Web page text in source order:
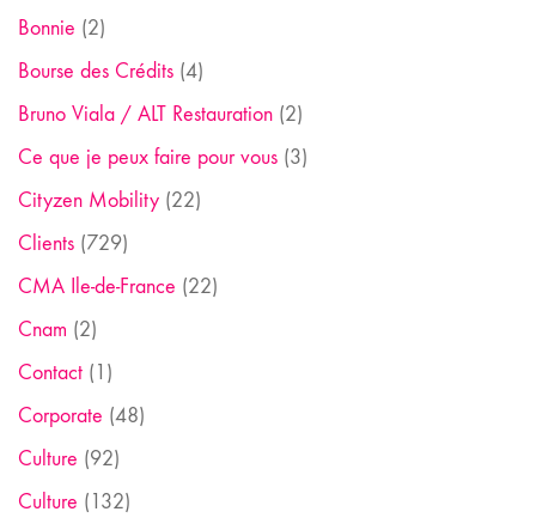
Bonnie (2)
Bourse des Crédits (4)
Bruno Viala / ALT Restauration (2)
Ce que je peux faire pour vous (3)
Cityzen Mobility (22)
Clients (729)
CMA Ile-de-France (22)
Cnam (2)
Contact (1)
Corporate (48)
Culture (92)
Culture (132)